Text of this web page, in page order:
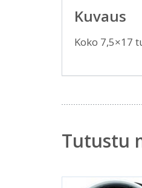
Kuvaus
Koko 7,5×17
Tutustu